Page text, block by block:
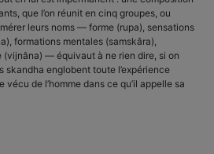
que l’on réunit en cinq groupes, ou
leurs noms — forme (rupa), sensations
formations mentales (samskâra),
— équivaut à ne rien dire, si on
skandha englobent toute l’expé­rience
de l’homme dans ce qu’il appelle sa